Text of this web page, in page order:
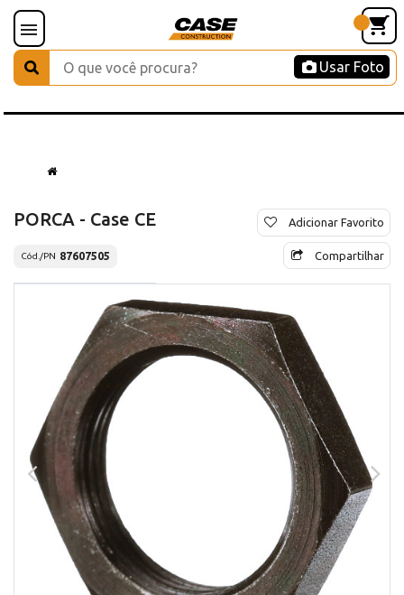
Usar Foto
PORCA - Case CE
Cód./PN 87607505
Adicionar Favorito
Compartilhar